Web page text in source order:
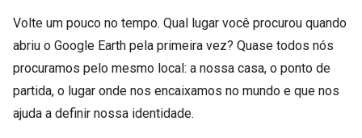
Volte um pouco no tempo. Qual lugar você procurou quando
abriu o Google Earth pela primeira vez? Quase todos nós
procuramos pelo mesmo local: a nossa casa, o ponto de
partida, o lugar onde nos encaixamos no mundo e que nos
ajuda a definir nossa identidade.